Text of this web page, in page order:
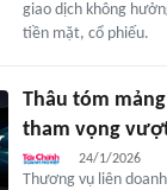
giao dịch không
tiền mặt, cổ phiếu.
Thâu tóm mảng
tham vọng
24/1/2026
Thương vụ liên